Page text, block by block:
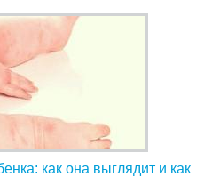
как она выглядит и как